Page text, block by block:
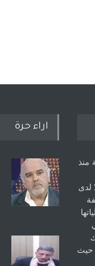
منذ
لدى
حيث
اراء حرة